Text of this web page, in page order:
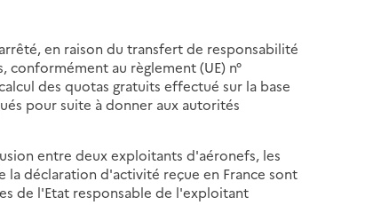
en raison du transfert de responsabilité
conformément au règlement (UE) n°
des quotas gratuits effectué sur la base
pour suite à donner aux autorités
entre deux exploitants d'aéronefs, les
la déclaration d'activité reçue en France sont
de l'Etat responsable de l'exploitant